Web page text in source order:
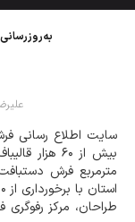
به‌روزرسانی ۱۵۰ طرح و نقشه فرش دستبافت همدان
سایت اطلاع رسانی
مترمربع فرش
طراحان، مرکز